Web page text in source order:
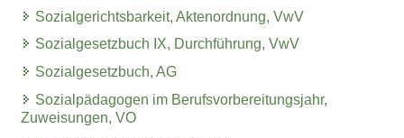
Sozialgerichtsbarkeit, Aktenordnung, VwV
Sozialgesetzbuch IX, Durchführung, VwV
Sozialgesetzbuch, AG
Sozialpädagogen im Berufsvorbereitungsjahr,
Zuweisungen, VO